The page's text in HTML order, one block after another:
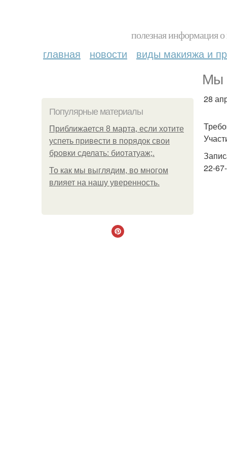
полезная информация
главная новости виды макияжа и
Мы
Популярные материалы
Приближается 8 марта, если хотите
успеть привести в порядок свои
бровки сделать: биотатуаж;.
То как мы выглядим, во многом
влияет на нашу уверенность.
28
22-